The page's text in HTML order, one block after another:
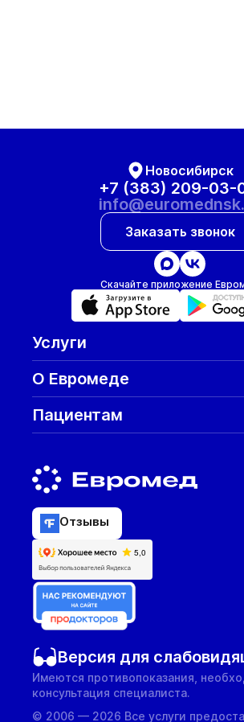
Новосибирск
+7 (383) 209-03-
Заказать звонок
Скачайте приложение
Услуги
О Евромеде
Пациентам
Отзывы
Версия для
Имеются противопоказания,
консультация специалиста.
© 2006 — 2026 Все услуги